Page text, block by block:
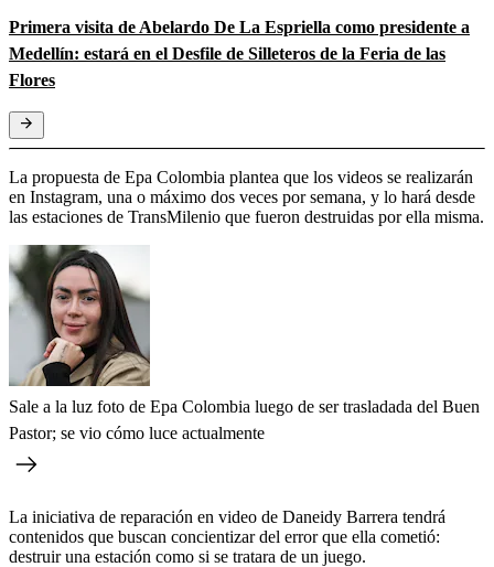
Primera visita de Abelardo De La Espriella como presidente a
Medellín: estará en el Desfile de Silleteros de la Feria de las
Flores
La propuesta de Epa Colombia plantea que los videos se realizarán
en Instagram, una o máximo dos veces por semana, y lo hará desde
las estaciones de TransMilenio que fueron destruidas por ella misma.
Sale a la luz foto de Epa Colombia luego de ser trasladada del Buen
Pastor; se vio cómo luce actualmente
La iniciativa de reparación en video de Daneidy Barrera tendrá
contenidos que buscan concientizar del error que ella cometió:
destruir una estación como si se tratara de un juego.